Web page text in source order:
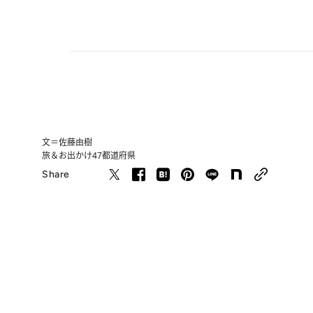
文＝佐藤由樹
旅＆お出かけ47都道府県
Share